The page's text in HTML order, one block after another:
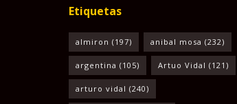
Etiquetas
almiron (197) anibal mosa (232)
argentina (105) Artuo Vidal (121)
arturo vidal (240)